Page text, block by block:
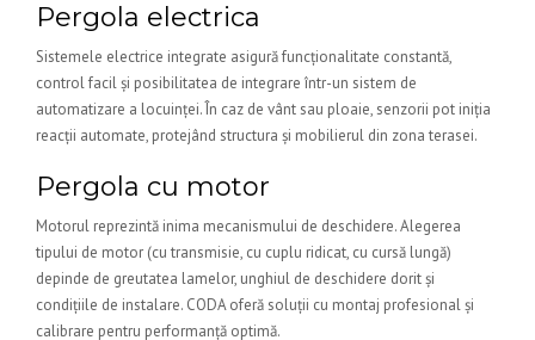
Pergola electrica
Sistemele electrice integrate asigură funcționalitate constantă,
control facil și posibilitatea de integrare într-un sistem de
automatizare a locuinței. În caz de vânt sau ploaie, senzorii pot iniția
reacții automate, protejând structura și mobilierul din zona terasei.
Pergola cu motor
Motorul reprezintă inima mecanismului de deschidere. Alegerea
tipului de motor (cu transmisie, cu cuplu ridicat, cu cursă lungă)
depinde de greutatea lamelor, unghiul de deschidere dorit și
condițiile de instalare. CODA oferă soluții cu montaj profesional și
calibrare pentru performanță optimă.